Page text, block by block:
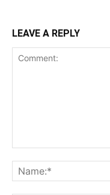
LEAVE A REPLY